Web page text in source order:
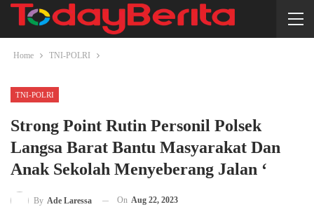
Home TNI-POLRI
TNI-POLRI
Strong Point Rutin Personil Polsek
Langsa Barat Bantu Masyarakat Dan
Anak Sekolah Menyeberang Jalan ‘
By Ade Laressa On Aug 22, 2023